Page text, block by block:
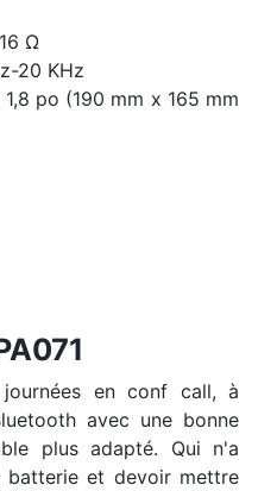
Ω
20 KHz
po (190 mm x 165 mm
en conf call, à
avec une bonne
plus adapté. Qui n'a
batterie et devoir mettre